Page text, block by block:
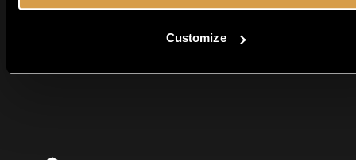
Customize
net begint aan je ontdekkingsreis, met onze